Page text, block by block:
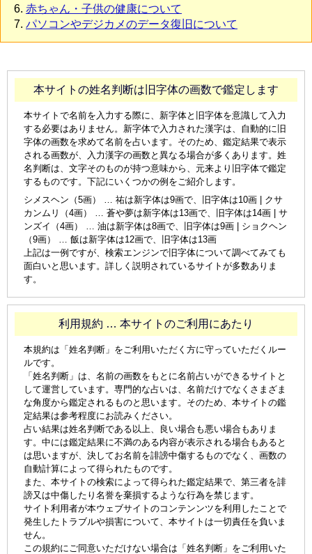
赤ちゃん・子供の健康について
パソコンやデジカメのデータ復旧について
本サイトの姓名判断は旧字体の画数で鑑定します
本サイトで名前を入力する際に、新字体と旧字体を意識して入力
する必要はありません。新字体で入力された漢字は、自動的に旧
字体の画数を求めて名前を占います。そのため、鑑定結果で表示
される画数が、入力漢字の画数と異なる場合が多くあります。姓
名判断は、文字そのものが持つ意味から、元来より旧字体で鑑定
するものです。下記にいくつかの例をご紹介します。
シメスヘン（5画） … 祐は新字体は9画で、旧字体は10画 | クサ
カンムリ（4画） … 蒼や夢は新字体は13画で、旧字体は14画 | サ
ンズイ（4画） … 油は新字体は8画で、旧字体は9画 | ショクヘン
（9画） … 飯は新字体は12画で、旧字体は13画
上記は一例ですが、検索エンジンで旧字体について調べてみても
面白いと思います。詳しく説明されているサイトが多数ありま
す。
利用規約 … 本サイトのご利用にあたり
本規約は「姓名判断」をご利用いただく方に守っていただくルー
ルです。
「姓名判断」は、名前の画数をもとに名前占いができるサイトと
して運営しています。専門的な占いは、名前だけでなくさまざま
な角度から鑑定されるものと思います。そのため、本サイトの鑑
定結果は参考程度にお読みください。
占い結果は姓名判断である以上、良い場合も悪い場合もありま
す。中には鑑定結果に不満のある内容が表示される場合もあると
は思いますが、決してお名前を誹謗中傷するものでなく、画数の
自動計算によって得られたものです。
また、本サイトの検索によって得られた鑑定結果で、第三者を誹
謗又は中傷したり名誉を棄損するような行為を禁じます。
サイト利用者が本ウェブサイトのコンテンンツを利用したことで
発生したトラブルや損害について、本サイトは一切責任を負いま
せん。
この規約にご同意いただけない場合は「姓名判断」をご利用いた